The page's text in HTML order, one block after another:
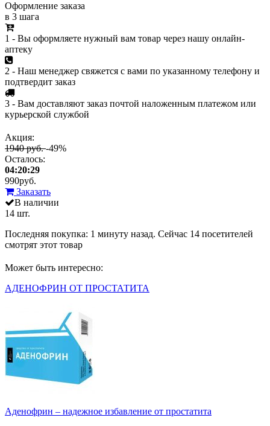
Оформление заказа
в 3 шага
1 - Вы оформляете нужный вам товар через нашу онлайн-
аптеку
2 - Наш менеджер свяжется с вами по указанному телефону и
подтвердит заказ
3 - Вам доставляют заказ почтой наложенным платежом или
курьерской службой
Акция:
1940 руб.-49%
Осталось:
04:20:29
990руб.
Заказать
В наличии
14 шт.
Последняя покупка: 1 минуту назад. Сейчас 14 посетителей
смотрят этот товар
Может быть интересно:
АДЕНОФРИН ОТ ПРОСТАТИТА
Аденофрин – надежное избавление от простатита